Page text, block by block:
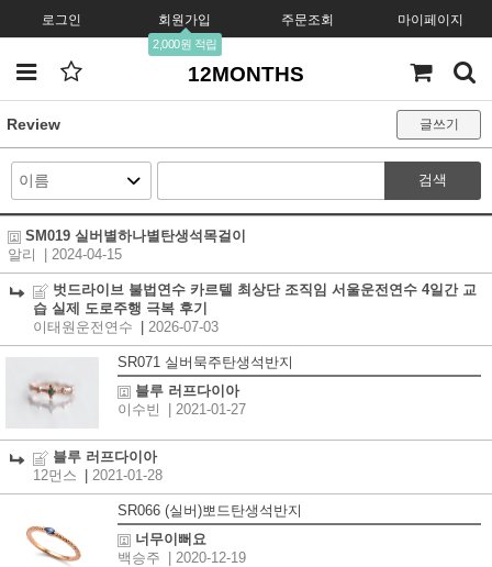
로그인 회원가입
2,000원 적립
주문조회 마이페이지
12MONTHS
Review 글쓰기
검색
SM019 실버별하나별탄생석목걸이
알리
| 2024-04-15
벗드라이브 불법연수 카르텔 최상단 조직임 서울운전연수 4일간 교
습 실제 도로주행 극복 후기
이태원운전연수
2026-07-03
SR071 실버묵주탄생석반지
블루 러프다이아
이수빈
| 2021-01-27
블루 러프다이아
12먼스
2021-01-28
SR066 (실버)뽀드탄생석반지
너무이뻐요
백승주
| 2020-12-19